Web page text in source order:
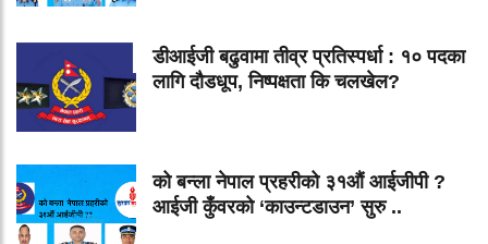
डीआईजी बढुवामा तीव्र प्रतिस्पर्धा : १० पदका
लागि दौडधूप, निष्पक्षता कि चलखेल?
को बन्ला नेपाल प्रहरीको ३१औं आईजीपी ?
आईजी कुँवरको ‘काउन्टडाउन’ सुरु ..